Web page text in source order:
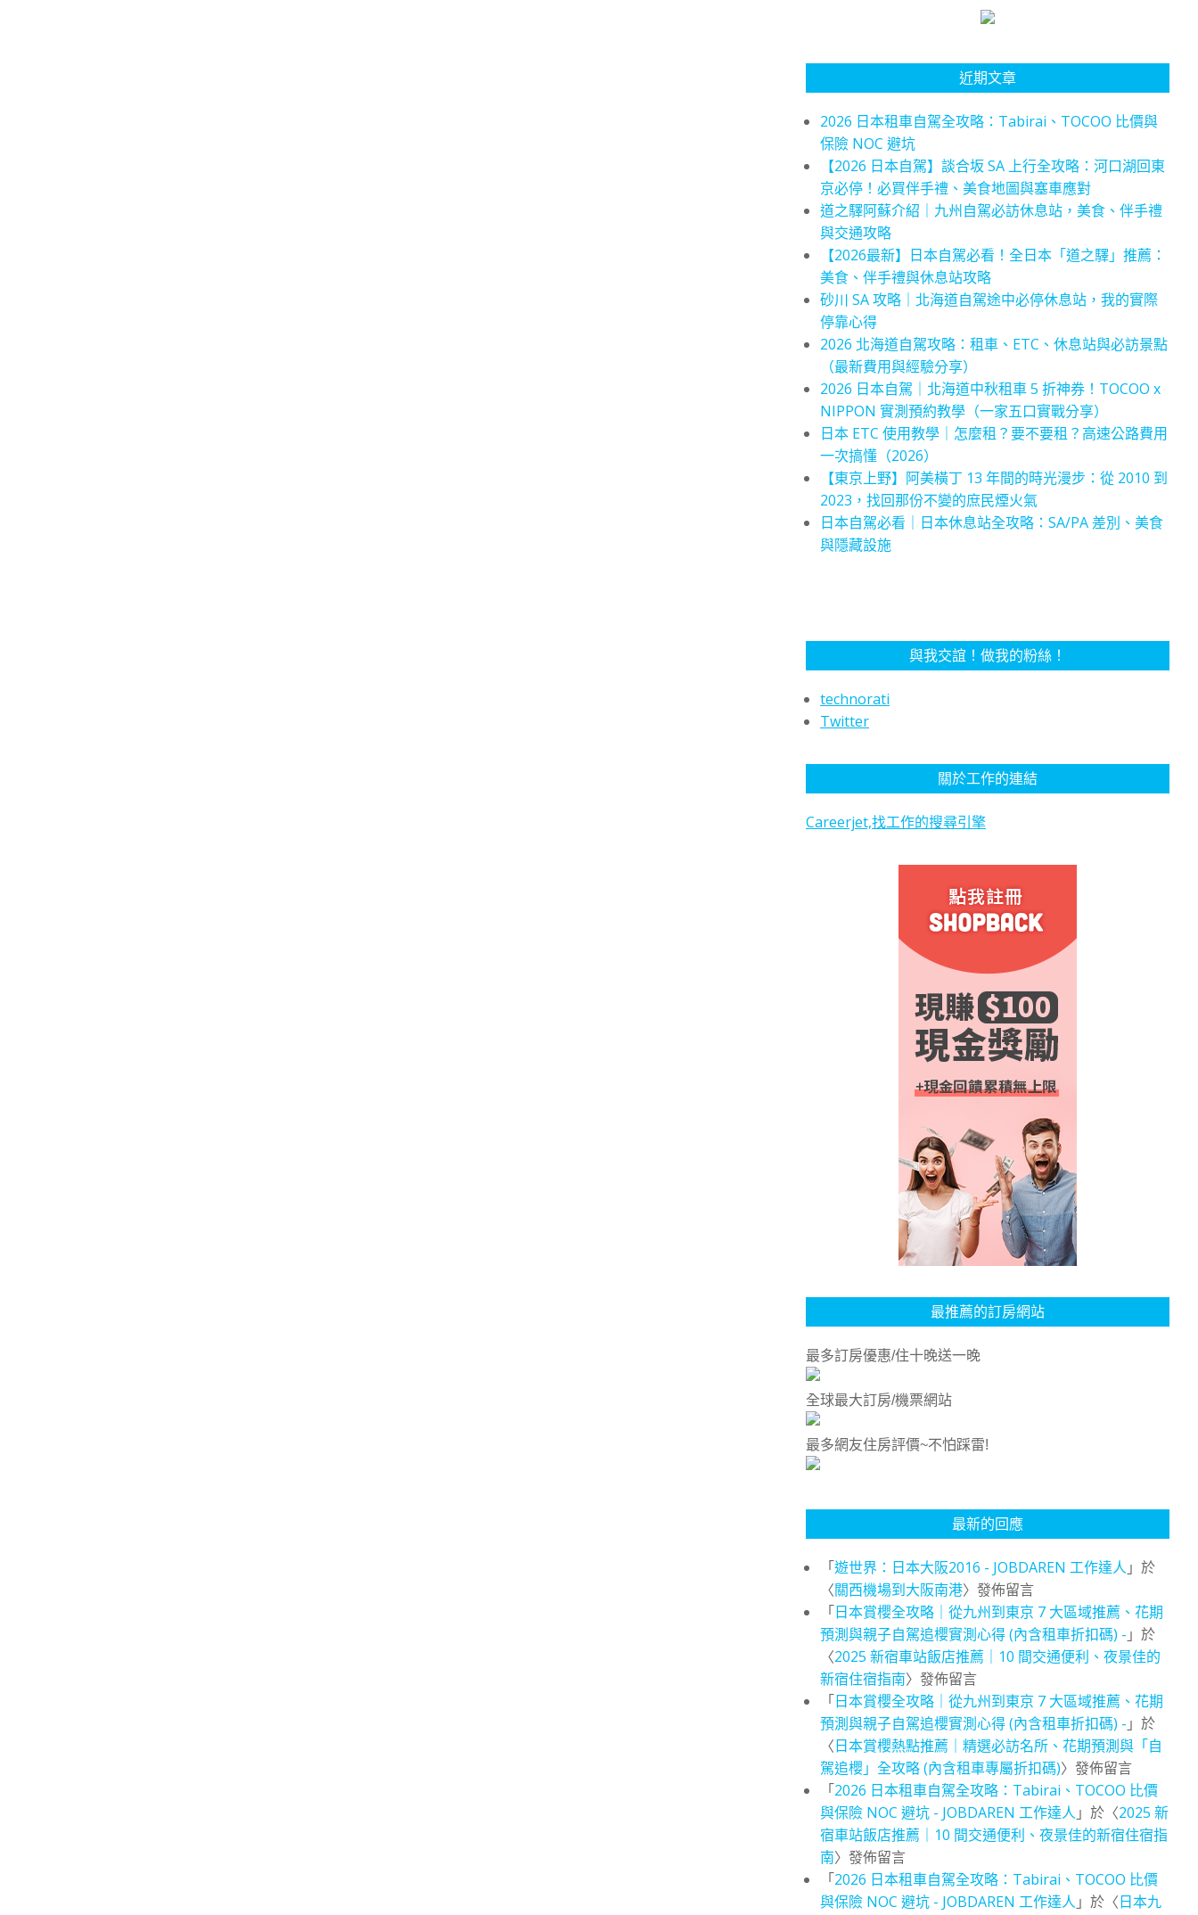
近期文章
2026 日本租車自駕全攻略：Tabirai、TOCOO 比價與
保險 NOC 避坑
【2026 日本自駕】談合坂 SA 上行全攻略：河口湖回東
京必停！必買伴手禮、美食地圖與塞車應對
道之驛阿蘇介紹｜九州自駕必訪休息站，美食、伴手禮
與交通攻略
【2026最新】日本自駕必看！全日本「道之驛」推薦：
美食、伴手禮與休息站攻略
砂川 SA 攻略｜北海道自駕途中必停休息站，我的實際
停靠心得
2026 北海道自駕攻略：租車、ETC、休息站與必訪景點
（最新費用與經驗分享）
2026 日本自駕｜北海道中秋租車 5 折神券！TOCOO x
NIPPON 實測預約教學（一家五口實戰分享）
日本 ETC 使用教學｜怎麼租？要不要租？高速公路費用
一次搞懂（2026）
【東京上野】阿美橫丁 13 年間的時光漫步：從 2010 到
2023，找回那份不變的庶民煙火氣
日本自駕必看｜日本休息站全攻略：SA/PA 差別、美食
與隱藏設施
與我交誼！做我的粉絲！
technorati
Twitter
關於工作的連結
Careerjet,找工作的搜尋引擎
最推薦的訂房網站
最多訂房優惠/住十晚送一晚
全球最大訂房/機票網站
最多網友住房評價~不怕踩雷!
最新的回應
「遊世界：日本大阪2016 - JOBDAREN 工作達人 」於
〈關西機場到大阪南港〉發佈留言
「日本賞櫻全攻略｜從九州到東京 7 大區域推薦、花期
預測與親子自駕追櫻實測心得 (內含租車折扣碼) - 」於
〈2025 新宿車站飯店推薦｜10 間交通便利、夜景佳的
新宿住宿指南〉發佈留言
「日本賞櫻全攻略｜從九州到東京 7 大區域推薦、花期
預測與親子自駕追櫻實測心得 (內含租車折扣碼) - 」於
〈日本賞櫻熱點推薦｜精選必訪名所、花期預測與「自
駕追櫻」全攻略 (內含租車專屬折扣碼)〉發佈留言
「2026 日本租車自駕全攻略：Tabirai、TOCOO 比價
與保險 NOC 避坑 - JOBDAREN 工作達人 」於〈2025 新
宿車站飯店推薦｜10 間交通便利、夜景佳的新宿住宿指
南〉發佈留言
「2026 日本租車自駕全攻略：Tabirai、TOCOO 比價
與保險 NOC 避坑 - JOBDAREN 工作達人 」於〈日本九